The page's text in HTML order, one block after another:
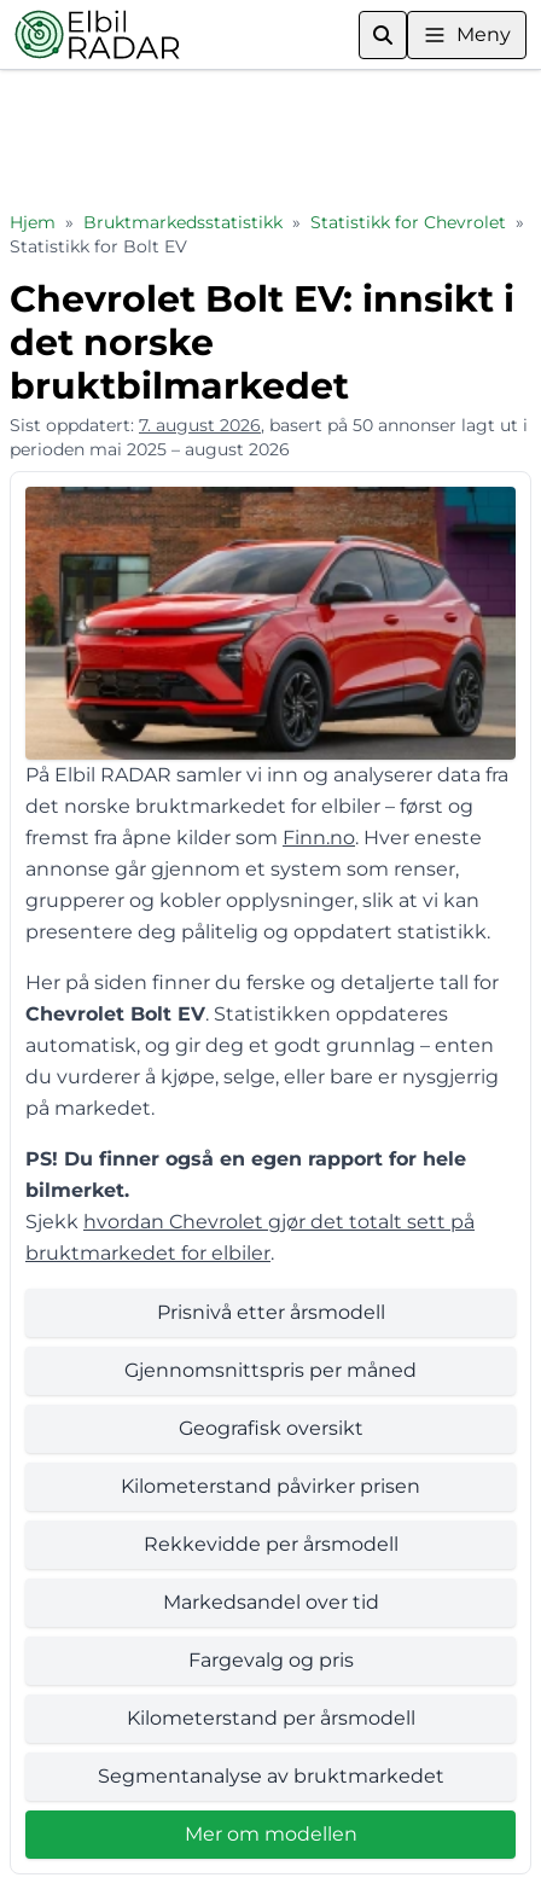
Meny
Hjem » Bruktmarkedsstatistikk » Statistikk for Chevrolet »
Statistikk for Bolt EV
Chevrolet Bolt EV: innsikt i
det norske
bruktbilmarkedet
Sist oppdatert: 7. august 2026, basert på 50 annonser lagt ut i
perioden mai 2025 – august 2026
På Elbil RADAR samler vi inn og analyserer data fra
det norske bruktmarkedet for elbiler – først og
fremst fra åpne kilder som Finn.no. Hver eneste
annonse går gjennom et system som renser,
grupperer og kobler opplysninger, slik at vi kan
presentere deg pålitelig og oppdatert statistikk.
Her på siden finner du ferske og detaljerte tall for
Chevrolet Bolt EV. Statistikken oppdateres
automatisk, og gir deg et godt grunnlag – enten
du vurderer å kjøpe, selge, eller bare er nysgjerrig
på markedet.
PS! Du finner også en egen rapport for hele
bilmerket.
Sjekk hvordan Chevrolet gjør det totalt sett på
bruktmarkedet for elbiler.
Prisnivå etter årsmodell
Gjennomsnittspris per måned
Geografisk oversikt
Kilometerstand påvirker prisen
Rekkevidde per årsmodell
Markedsandel over tid
Fargevalg og pris
Kilometerstand per årsmodell
Segmentanalyse av bruktmarkedet
Mer om modellen